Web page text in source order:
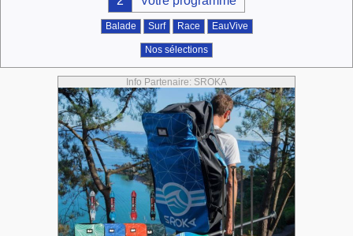
Balade Surf Race EauVive
Nos sélections
Info Partenaire: SROKA